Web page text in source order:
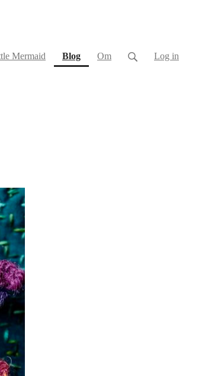
Mermaid Blog(current)
Om Log in